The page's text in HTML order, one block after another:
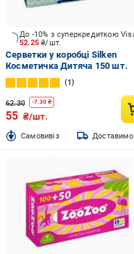
52.25₴/шт.
Серветки у коробці Silken
Косметичка Дитяча 150 шт.
1
62.30 -7.30 ₴
55 ₴/шт.
Cамовивіз Доставимо